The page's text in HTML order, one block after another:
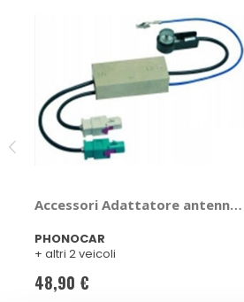
Accessori Adattatore antenna
PHONOCAR
+ altri 2 veicoli
48,90 €